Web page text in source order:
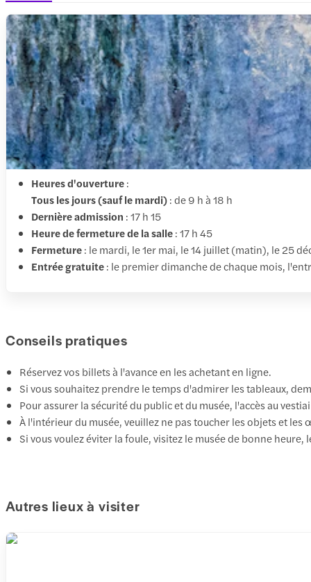
Heures d'ouverture:
Tous les jours (sauf le mardi): de 9 h à 18 h
Dernière admission : 17 h 15
Heure de fermeture de la salle: 17 h 45
Fermeture: le mardi, le 1er mai, le 14 juillet (matin), le 25
Entrée gratuite: le premier dimanche de chaque mois,
Conseils pratiques
Réservez vos billets à l'avance en les achetant en ligne.
Si vous souhaitez prendre le temps d'admirer les tableaux,
Pour assurer la sécurité du public et du musée, l'accès au
À l'intérieur du musée, veuillez ne pas toucher les objets et les
Si vous voulez éviter la foule, visitez le musée de bonne heure,
Autres lieux à visiter